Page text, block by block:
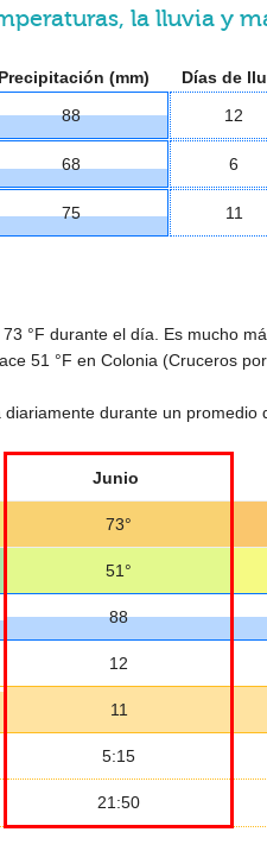
la lluvia y
Precipitación (mm) Días de
88 12
68 6
75 11
73 °F durante el día. Es mucho
51 °F en Colonia (Cruceros
durante un promedio
Junio
73°
51°
88
12
11
5:15
21:50